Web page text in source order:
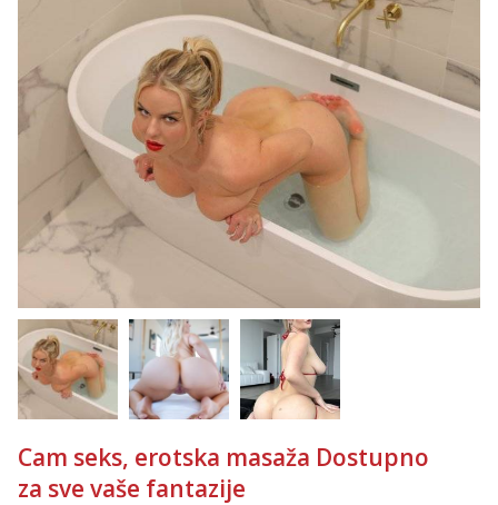
Cam seks, erotska masaža Dostupno
za sve vaše fantazije